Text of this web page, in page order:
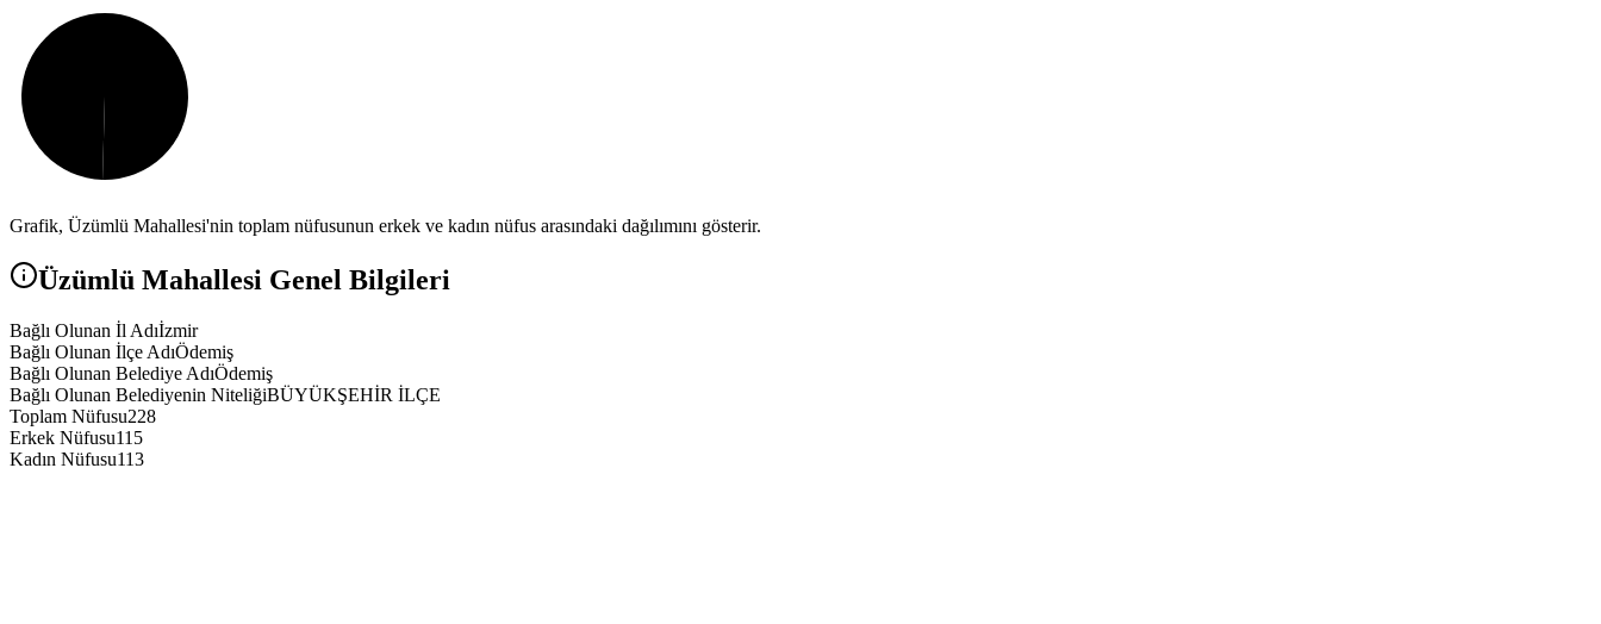
Grafik, Üzümlü Mahallesi'nin toplam nüfusunun erkek ve kadın nüfus arasındaki dağılımını gösterir.
Üzümlü Mahallesi Genel Bilgileri
Bağlı Olunan İl Adıİzmir
Bağlı Olunan İlçe AdıÖdemiş
Bağlı Olunan Belediye AdıÖdemiş
Bağlı Olunan Belediyenin NiteliğiBÜYÜKŞEHİR İLÇE
Toplam Nüfusu228
Erkek Nüfusu115
Kadın Nüfusu113